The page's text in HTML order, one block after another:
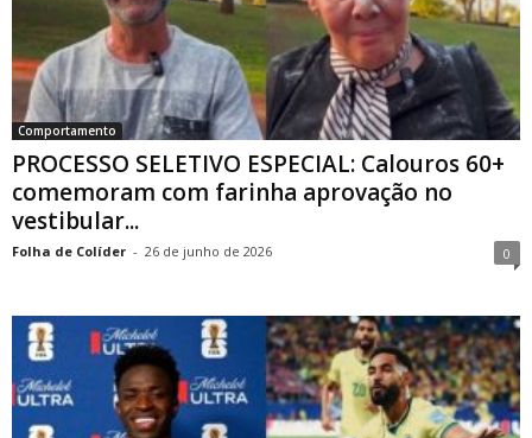
Comportamento
PROCESSO SELETIVO ESPECIAL: Calouros 60+
comemoram com farinha aprovação no
vestibular...
Folha de Colíder - 26 de junho de 2026 0